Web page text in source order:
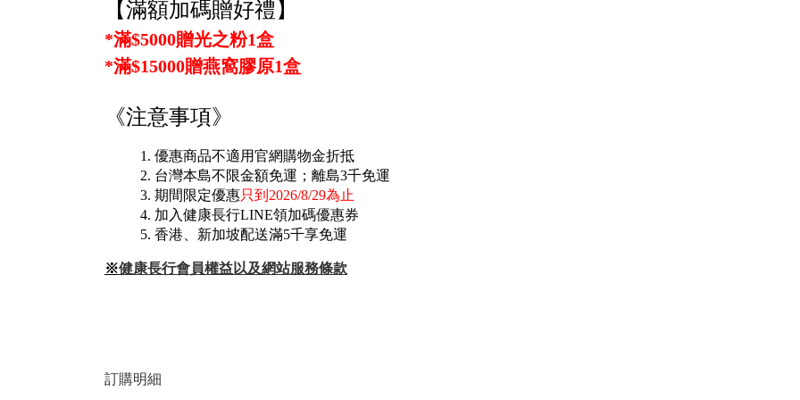
【滿額加碼贈好禮】
*滿$5000贈光之粉1盒
*滿$15000贈燕窩膠原1盒
《注意事項》
優惠商品不適用官網購物金折抵
台灣本島不限金額免運；離島3千免運
期間限定優惠只到2026/8/29為止
加入健康長行LINE領加碼優惠券
香港、新加坡配送滿5千享免運
※健康長行會員權益以及網站服務條款
訂購明細